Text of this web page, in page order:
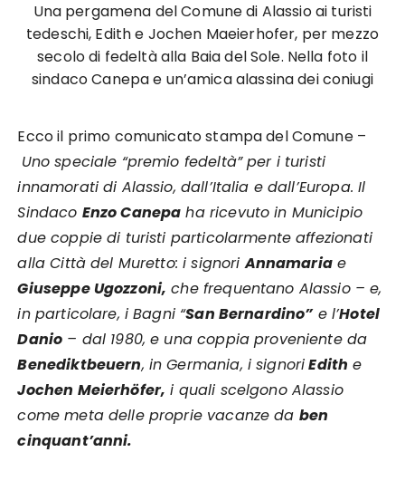
Una pergamena del Comune di Alassio ai turisti
tedeschi, Edith e Jochen Maeierhofer, per mezzo
secolo di fedeltà alla Baia del Sole. Nella foto il
sindaco Canepa e un’amica alassina dei coniugi
Ecco il primo comunicato stampa del Comune –
Uno speciale “premio fedeltà” per i turisti
innamorati di Alassio, dall’Italia e dall’Europa. Il
Sindaco Enzo Canepa ha ricevuto in Municipio
due coppie di turisti particolarmente affezionati
alla Città del Muretto: i signoriAnnamariae
Giuseppe Ugozzoni, che frequentano Alassio – e,
in particolare, i Bagni “San Bernardino”e l’Hotel
Danio – dal 1980, e una coppia proveniente da
Benediktbeuern, in Germania, i signoriEdith e
Jochen Meierhöfer, i quali scelgono Alassio
come meta delle proprie vacanze da ben
cinquant’anni.